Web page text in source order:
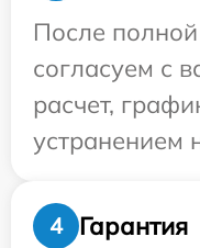
После
согласуем с
расчет,
устранением
4
Гарантия